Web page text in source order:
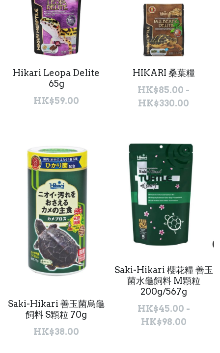
Hikari Leopa Delite
65g
HK$59.00
HIKARI 桑葉糧
HK$85.00 -
HK$330.00
Saki-Hikari 善玉菌烏龜
飼料 S顆粒 70g
HK$38.00
Saki-Hikari 櫻花糧 善玉
菌水龜飼料 M顆粒
200g/567g
HK$45.00 -
HK$98.00